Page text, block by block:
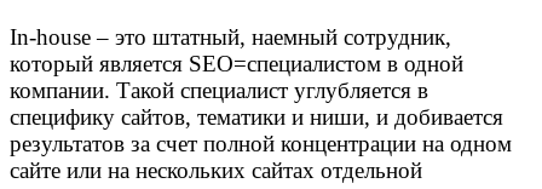
In-house – это штатный, наемный сотрудник,
который является SEO=специалистом в одной
компании. Такой специалист углубляется в
специфику сайтов, тематики и ниши, и добивается
результатов за счет полной концентрации на одном
сайте или на нескольких сайтах отдельной